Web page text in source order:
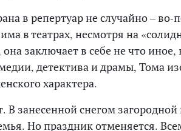
в репертуар не случайно –
в театрах, несмотря на
заключает в себе не что
детектива и драмы, Тома
характера.
В занесенной снегом
Но праздник отменяется.